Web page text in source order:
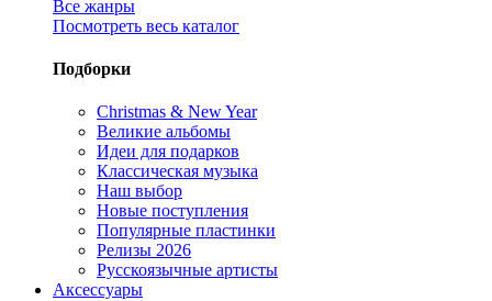
Все жанры
Посмотреть весь каталог
Подборки
Christmas & New Year
Великие альбомы
Идеи для подарков
Классическая музыка
Наш выбор
Новые поступления
Популярные пластинки
Релизы 2026
Русскоязычные артисты
Аксессуары